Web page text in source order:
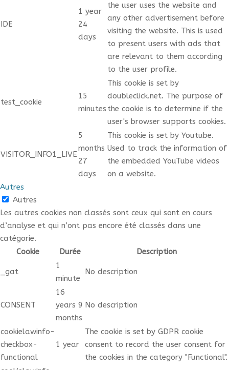
IDE
1 year
24
days
the user uses the website and
any other advertisement before
visiting the website. This is used
to present users with ads that
are relevant to them according
to the user profile.
test_cookie
15
minutes
This cookie is set by
doubleclick.net. The purpose of
the cookie is to determine if the
user's browser supports cookies.
VISITOR_INFO1_LIVE
5
months
27
days
This cookie is set by Youtube.
Used to track the information of
the embedded YouTube videos
on a website.
Autres
Autres
Les autres cookies non classés sont ceux qui sont en cours
d’analyse et qui n’ont pas encore été classés dans une
catégorie.
Cookie
Durée Description
_gat
1
minute
No description
CONSENT
16
years 9
months
No description
cookielawinfo-
checkbox-
functional
1 year
The cookie is set by GDPR cookie
consent to record the user consent for
the cookies in the category "Functional".